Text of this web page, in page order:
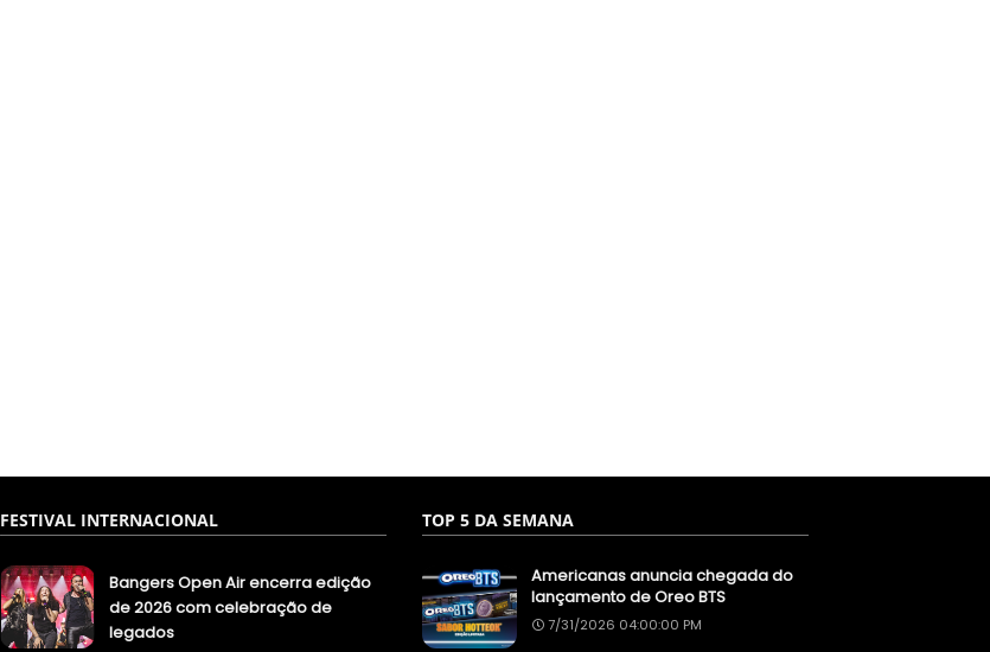
FESTIVAL INTERNACIONAL
Bangers Open Air encerra edição
de 2026 com celebração de
legados
TOP 5 DA SEMANA
Americanas anuncia chegada do
lançamento de Oreo BTS
7/31/2026 04:00:00 PM